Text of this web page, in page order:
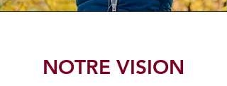
NOTRE VISION